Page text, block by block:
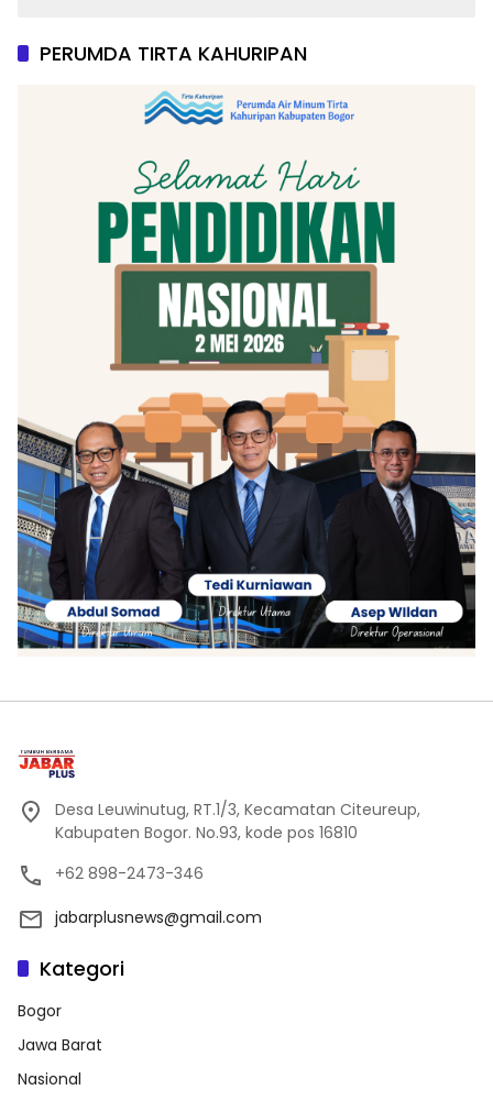
PERUMDA TIRTA KAHURIPAN
Desa Leuwinutug, RT.1/3, Kecamatan Citeureup,
Kabupaten Bogor. No.93, kode pos 16810
+62 898-2473-346
jabarplusnews@gmail.com
Kategori
Bogor
Jawa Barat
Nasional